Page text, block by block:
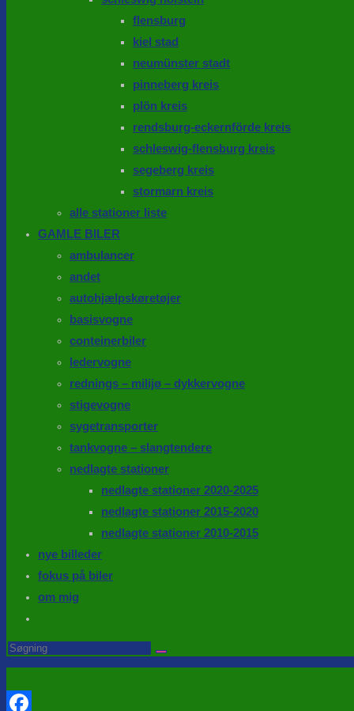
flensburg
kiel stad
neumünster stadt
pinneberg kreis
plön kreis
rendsburg-eckernförde kreis
schleswig-flensburg kreis
segeberg kreis
stormarn kreis
alle stationer liste
GAMLE BILER
ambulancer
andet
autohjælpskøretøjer
basisvogne
conteinerbiler
ledervogne
rednings – milijø – dykkervogne
stigevogne
sygetransporter
tankvogne – slangtendere
nedlagte stationer
nedlagte stationer 2020-2025
nedlagte stationer 2015-2020
nedlagte stationer 2010-2015
nye billeder
fokus på biler
om mig
website
search
Search
this
website